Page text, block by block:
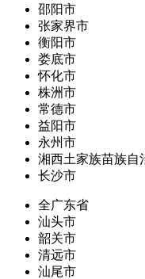
邵阳市
张家界市
衡阳市
娄底市
怀化市
株洲市
常德市
益阳市
永州市
湘西土家族苗族自
长沙市
全广东省
汕头市
韶关市
清远市
汕尾市